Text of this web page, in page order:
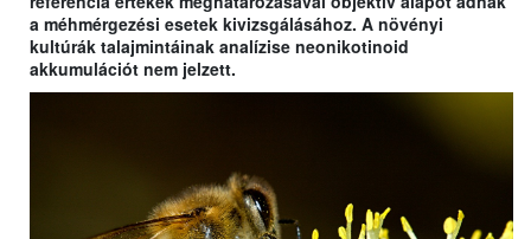
a méhmérgezési esetek kivizsgálásához. A növényi
kultúrák talajmintáinak analízise neonikotinoid
akkumulációt nem jelzett.